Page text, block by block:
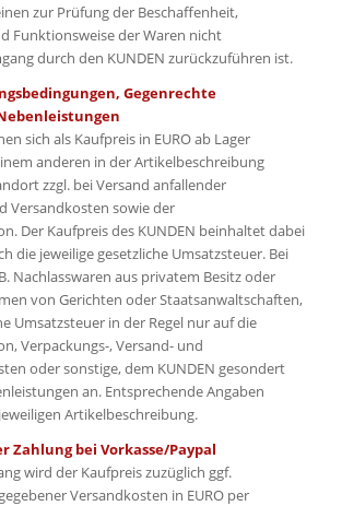
zur Prüfung der Beschaffenheit,
Funktionsweise der Waren nicht
durch den KUNDEN zurückzuführen ist.
Gegenrechte
sich als Kaufpreis in EURO ab Lager
anderen in der Artikelbeschreibung
zzgl. bei Versand anfallender
Versandkosten sowie der
Der Kaufpreis des KUNDEN beinhaltet dabei
die jeweilige gesetzliche Umsatzsteuer. Bei
Nachlasswaren aus privatem Besitz oder
von Gerichten oder Staatsanwaltschaften,
Umsatzsteuer in der Regel nur auf die
Verpackungs-, Versand- und
oder sonstige, dem KUNDEN gesondert
an. Entsprechende Angaben
Artikelbeschreibung.
Zahlung bei Vorkasse/Paypal
wird der Kaufpreis zuzüglich ggf.
Versandkosten in EURO per